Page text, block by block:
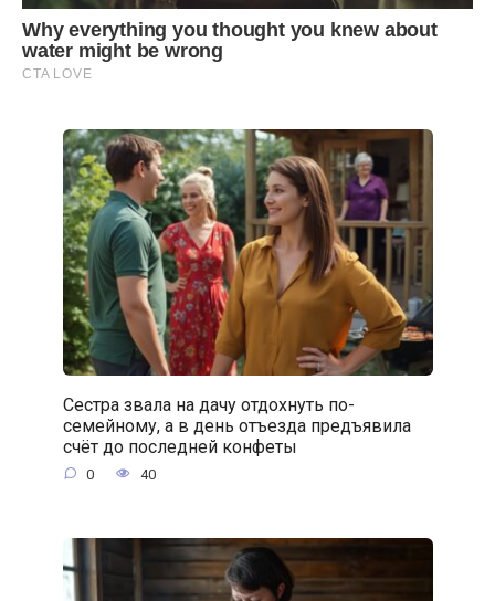
Сестра звала на дачу отдохнуть по-
семейному, а в день отъезда предъявила
счёт до последней конфеты
0 40